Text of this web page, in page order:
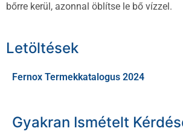
bőrre kerül, azonnal öblítse le bő vízzel.
Letöltések
Fernox Termekkatalogus 2024
Gyakran Ismételt